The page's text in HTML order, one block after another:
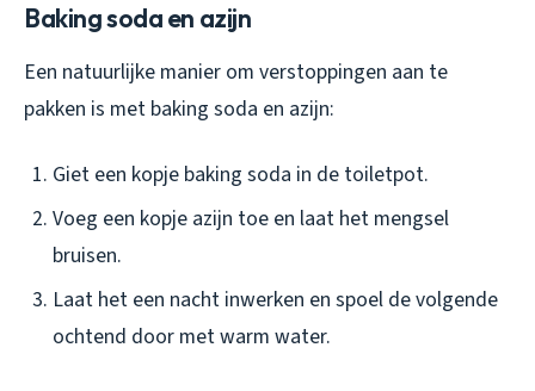
Baking soda en azijn
Een natuurlijke manier om verstoppingen aan te
pakken is met baking soda en azijn:
Giet een kopje baking soda in de toiletpot.
Voeg een kopje azijn toe en laat het mengsel
bruisen.
Laat het een nacht inwerken en spoel de volgende
ochtend door met warm water.